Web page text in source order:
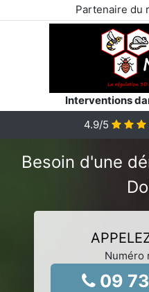
Partenaire du
Interventions
4.9/5
Besoin d'une
Numéro
09